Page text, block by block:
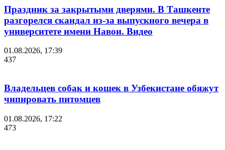
Праздник за закрытыми дверями. В Ташкенте
разгорелся скандал из-за выпускного вечера в
университете имени Навои. Видео
01.08.2026, 17:39
437
Владельцев собак и кошек в Узбекистане обяжут
чипировать питомцев
01.08.2026, 17:22
473